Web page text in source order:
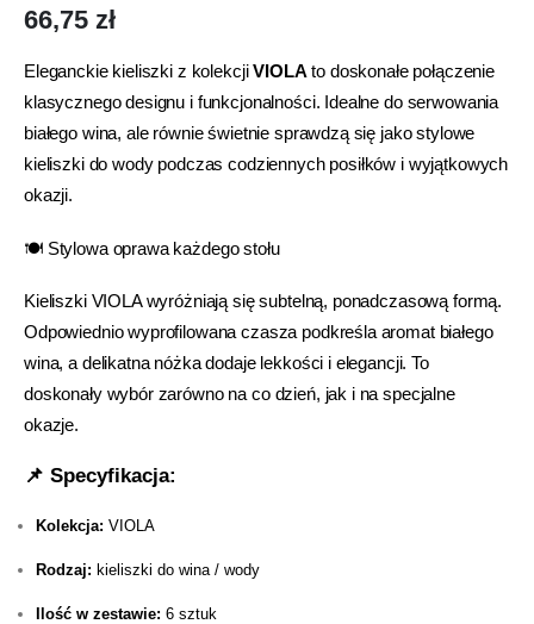
66,75 zł
Eleganckie kieliszki z kolekcjiVIOLA to doskonałe połączenie
klasycznego designu i funkcjonalności. Idealne do serwowania
białego wina, ale równie świetnie sprawdzą się jako stylowe
kieliszki do wody podczas codziennych posiłków i wyjątkowych
okazji.
🍽️ Stylowa oprawa każdego stołu
Kieliszki VIOLA wyróżniają się subtelną, ponadczasową formą.
Odpowiednio wyprofilowana czasza podkreśla aromat białego
wina, a delikatna nóżka dodaje lekkości i elegancji. To
doskonały wybór zarówno na co dzień, jak i na specjalne
okazje.
📌 Specyfikacja:
Kolekcja: VIOLA
Rodzaj: kieliszki do wina / wody
Ilość w zestawie: 6 sztuk